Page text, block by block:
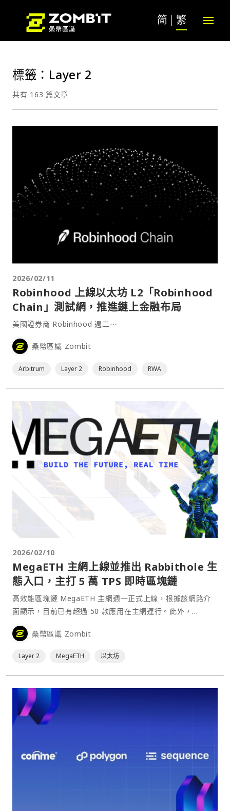
简 繁
標籤：Layer 2
共有 163 篇文章
2026/02/11
Robinhood 上線以太坊 L2「Robinhood
Chain」測試網，推進鏈上金融布局
美國證券商 Robinhood 週二⋯
桑幣區識 Zombit
Arbitrum Layer 2 Robinhood RWA
2026/02/10
MegaETH 主網上線並推出 Rabbithole 生
態入口，主打 5 萬 TPS 即時區塊鏈
高效能區塊鏈 MegaETH 主網週一正式上線，根據該網路介
面顯示，目前已有超過 50 款應用在主網運行。此外，
MegaETH 同步推出名為 Rabbithole 的整合式入口平台，用
於引導用戶瀏覽與探索該鏈的生態系統。⋯
桑幣區識 Zombit
Layer 2 MegaETH 以太坊